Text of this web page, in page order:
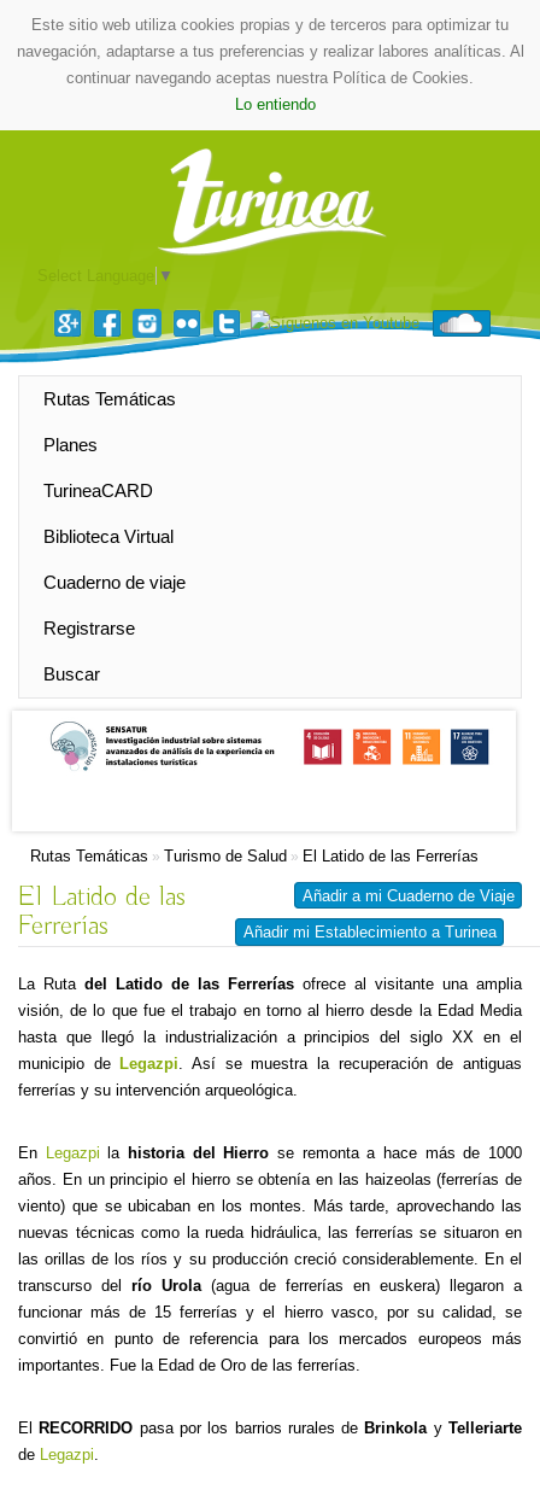
Este sitio web utiliza cookies propias y de terceros para optimizar tu
navegación, adaptarse a tus preferencias y realizar labores analíticas. Al
continuar navegando aceptas nuestra Política de Cookies.
Lo entiendo
▼
Rutas Temáticas
Planes
TurineaCARD
Biblioteca Virtual
Cuaderno de viaje
Registrarse
Buscar
Rutas Temáticas » Turismo de Salud » El Latido de las Ferrerías
Añadir a mi Cuaderno de Viaje
Añadir mi Establecimiento a Turinea
El Latido de las
Ferrerías
La Rutadel Latido de las Ferrerías ofrece al visitante una amplia
visión, de lo que fue el trabajo en torno al hierro desde la Edad Media
hasta que llegó la industrialización a principios del siglo XX en el
municipio de Legazpi. Así se muestra la recuperación de antiguas
ferrerías y su intervención arqueológica.
En Legazpi la historia del Hierro se remonta a hace más de 1000
años. En un principio el hierro se obtenía en las haizeolas (ferrerías de
viento) que se ubicaban en los montes. Más tarde, aprovechando las
nuevas técnicas como la rueda hidráulica, las ferrerías se situaron en
las orillas de los ríos y su producción creció considerablemente. En el
transcurso del río Urola(agua de ferrerías en euskera) llegaron a
funcionar más de 15 ferrerías y el hierro vasco, por su calidad, se
convirtió en punto de referencia para los mercados europeos más
importantes. Fue la Edad de Oro de las ferrerías.
El RECORRIDO pasa por los barrios rurales de BrinkolayTelleriarte
de Legazpi.